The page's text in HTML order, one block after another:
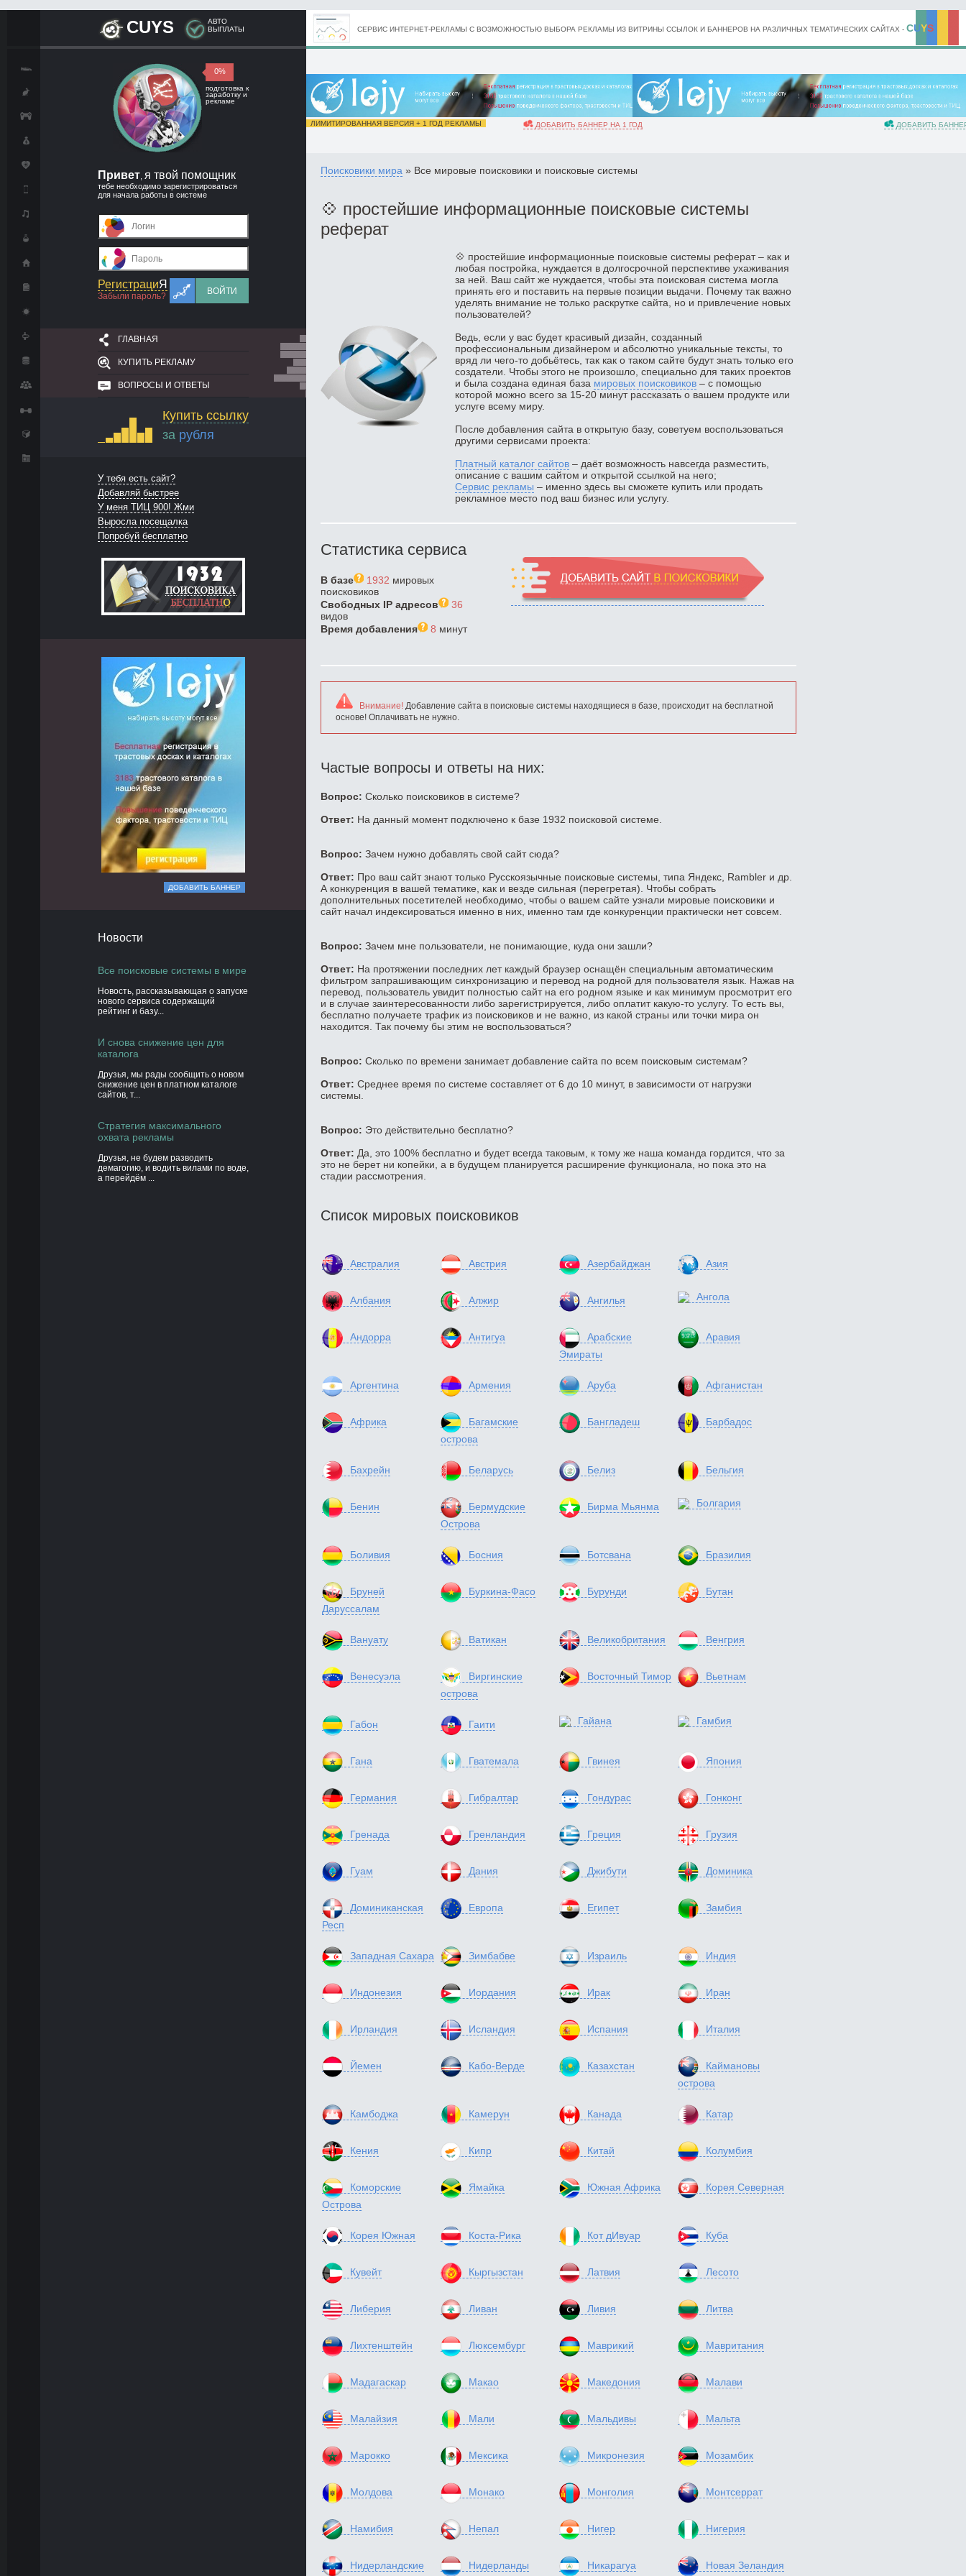
CUYS
АВТО
ВЫПЛАТЫ
0%
подготовка к
заработку и
рекламе
Привет я твой помощник
тебе необходимо зарегистрироваться
для начала работы в системе
РегистрациЯ
Забыли пароль?
ВОЙТИ
ГЛАВНАЯ
КУПИТЬ РЕКЛАМУ
ВОПРОСЫ И ОТВЕТЫ
Купить ссылку
за рубля
У тебя есть сайт?
Добавляй быстрее
У меня ТИЦ 900! Жми
Выросла посещалка
Попробуй бесплатно
ДОБАВИТЬ БАННЕР
Новости
Все поисковые системы в мире
Новость, рассказывающая о запуске
нового сервиса содержащий
рейтинг и базу...
И снова снижение цен для
каталога
Друзья, мы рады сообщить о новом
снижение цен в платном каталоге
сайтов, т...
Стратегия максимального
охвата рекламы
Друзья, не будем разводить
демагогию, и водить вилами по воде,
а перейдём ...
СЕРВИС ИНТЕРНЕТ-РЕКЛАМЫ С ВОЗМОЖНОСТЬЮ ВЫБОРА РЕКЛАМЫ ИЗ ВИТРИНЫ ССЫЛОК И БАННЕРОВ НА РАЗЛИЧНЫХ ТЕМАТИЧЕСКИХ САЙТАХ - CUYS
ЛИМИТИРОВАННАЯ ВЕРСИЯ + 1 ГОД РЕКЛАМЫ ДОБАВИТЬ БАННЕР НА 1 ГОД ДОБАВИТЬ
Поисковики мира » Все мировые поисковики и поисковые системы
💠 простейшие информационные поисковые системы
реферат
💠 простейшие информационные поисковые системы реферат – как и
любая постройка, нуждается в долгосрочной перспективе ухаживания
за ней. Ваш сайт же нуждается, чтобы эта поисковая система могла
принять его и поставить на первые позиции выдачи. Почему так важно
уделять внимание не только раскрутке сайта, но и привлечение новых
пользователей?
Ведь, если у вас будет красивый дизайн, созданный
профессиональным дизайнером и абсолютно уникальные тексты, то
вряд ли чего-то добьётесь, так как о таком сайте будут знать только его
создатели. Чтобы этого не произошло, специально для таких проектов
и была создана единая база мировых поисковиков – с помощью
которой можно всего за 15-20 минут рассказать о вашем продукте или
услуге всему миру.
После добавления сайта в открытую базу, советуем воспользоваться
другими сервисами проекта:
Платный каталог сайтов – даёт возможность навсегда разместить,
описание с вашим сайтом и открытой ссылкой на него;
Сервис рекламы – именно здесь вы сможете купить или продать
рекламное место под ваш бизнес или услугу.
Статистика сервиса
В базе 1932 мировых
поисковиков
Свободных IP адресов
36
видов
Время добавления
8 минут
Внимание! Добавление сайта в поисковые системы находящиеся в базе, происходит на бесплатной
основе! Оплачивать не нужно.
Частые вопросы и ответы на них:
Вопрос: Сколько поисковиков в системе?
Ответ: На данный момент подключено к базе 1932 поисковой системе.
Вопрос: Зачем нужно добавлять свой сайт сюда?
Ответ: Про ваш сайт знают только Русскоязычные поисковые системы, типа Яндекс, Rambler и др.
А конкуренция в вашей тематике, как и везде сильная (перегретая). Чтобы собрать
дополнительных посетителей необходимо, чтобы о вашем сайте узнали мировые поисковики и
сайт начал индексироваться именно в них, именно там где конкуренции практически нет совсем.
Вопрос: Зачем мне пользователи, не понимающие, куда они зашли?
Ответ: На протяжении последних лет каждый браузер оснащён специальным автоматическим
фильтром запрашивающим синхронизацию и перевод на родной для пользователя язык. Нажав на
перевод, пользователь увидит полностью сайт на его родном языке и как минимум просмотрит его
и в случае заинтересованности либо зарегистрируется, либо оплатит какую-то услугу. То есть вы,
бесплатно получаете трафик из поисковиков и не важно, из какой страны или точки мира он
находится. Так почему бы этим не воспользоваться?
Вопрос: Сколько по времени занимает добавление сайта по всем поисковым системам?
Ответ: Среднее время по системе составляет от 6 до 10 минут, в зависимости от нагрузки
системы.
Вопрос: Это действительно бесплатно?
Ответ: Да, это 100% бесплатно и будет всегда таковым, к тому же наша команда гордится, что за
это не берет ни копейки, а в будущем планируется расширение функционала, но пока это на
стадии рассмотрения.
Список мировых поисковиков
Австралия Австрия Азербайджан Азия
Албания Алжир Ангилья Ангола
Андорра Антигуа
Арабские
Эмираты
Аравия
Аргентина Армения Аруба Афганистан
Африка
Багамские
острова
Бангладеш Барбадос
Бахрейн Беларусь Белиз Бельгия
Бенин
Бермудские
Острова
Бирма Мьянма Болгария
Боливия Босния Ботсвана Бразилия
Бруней
Даруссалам
Буркина-Фасо Бурунди Бутан
Вануату Ватикан Великобритания Венгрия
Венесуэла
Виргинские
острова
Восточный Тимор Вьетнам
Габон Гаити Гайана Гамбия
Гана Гватемала Гвинея Япония
Германия Гибралтар Гондурас Гонконг
Гренада Гренландия Греция Грузия
Гуам Дания Джибути Доминика
Доминиканская
Респ
Европа Египет Замбия
Западная Сахара Зимбабве Израиль Индия
Индонезия Иордания Ирак Иран
Ирландия Исландия Испания Италия
Йемен Кабо-Верде Казахстан
Каймановы
острова
Камбоджа Камерун Канада Катар
Кения Кипр Китай Колумбия
Коморские
Острова
Ямайка Южная Африка Корея Северная
Корея Южная Коста-Рика Кот дИвуар Куба
Кувейт Кыргызстан Латвия Лесото
Либерия Ливан Ливия Литва
Лихтенштейн Люксембург Маврикий Мавритания
Мадагаскар Макао Македония Малави
Малайзия Мали Мальдивы Мальта
Марокко Мексика Микронезия Мозамбик
Молдова Монако Монголия Монтсеррат
Намибия Непал Нигер Нигерия
Нидерландские Нидерланды Никарагуа Новая Зеландия